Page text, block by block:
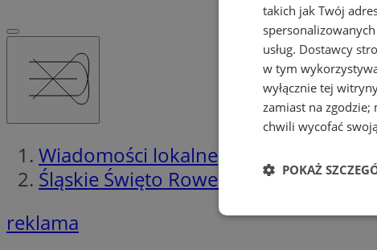
Wiadomości lokalne
Śląskie Święto Rowerzysty za nami!
reklama
takich jak Twój
usług. Dostawcy
w tym
wyłącznie tej
zamiast na
chwili wycofać
POKAŻ
Niezbędne